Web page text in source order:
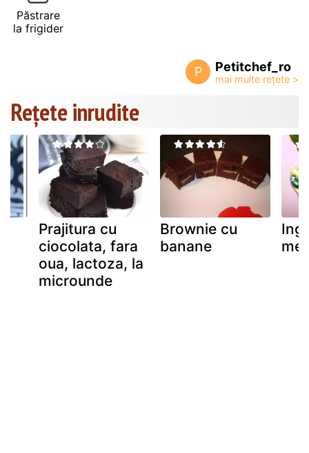
Păstrare
la frigider
P Petitchef_ro
Rețete inrudite
Prajitura cu
ciocolata, fara
oua, lactoza, la
microunde
Brownie cu
banane